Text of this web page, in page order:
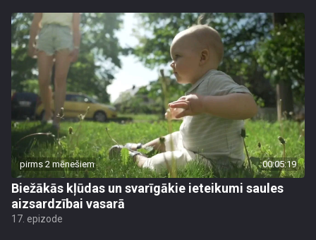
pirms 2 mēnešiem 00:05:19
Biežākās kļūdas un svarīgākie ieteikumi saules
aizsardzībai vasarā
17. epizode